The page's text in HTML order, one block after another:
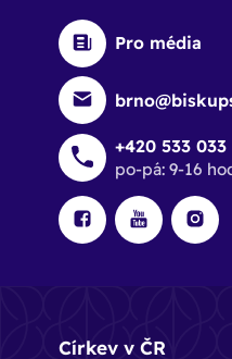
Pro média
+420 533 033
po-pá: 9-16
Církev v ČR